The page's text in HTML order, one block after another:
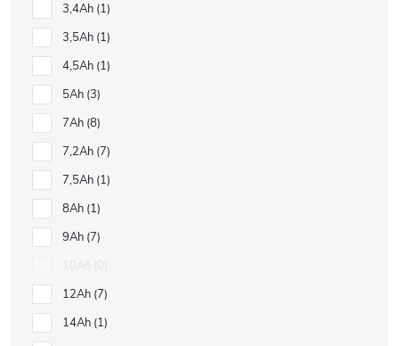
3,4Ah 1
3,5Ah 1
4,5Ah 1
5Ah 3
7Ah 8
7,2Ah 7
7,5Ah 1
8Ah 1
9Ah 7
12Ah 7
14Ah 1